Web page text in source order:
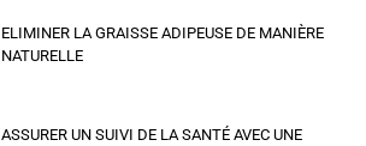
ELIMINER LA GRAISSE ADIPEUSE DE MANIÈRE
NATURELLE
ASSURER UN SUIVI DE LA SANTÉ AVEC UNE